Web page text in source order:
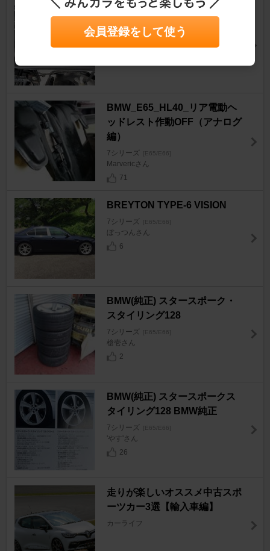
スターターリレー点検
7シリーズ [E65/E66]
ポルちんさん
BMW_E65_HL40_リア電動ヘ
ッドレスト作動OFF（アナログ
編）
7シリーズ [E65/E66]
Marvericさん
71
BREYTON TYPE-6 VISION
7シリーズ [E65/E66]
ぼっつんさん
6
BMW(純正) スタースポーク・
スタイリング128
7シリーズ [E65/E66]
槍壱さん
2
BMW(純正) スタースポークス
タイリング128 BMW純正
7シリーズ [E65/E66]
'やす'さん
26
走りが楽しいオススメ中古スポ
ーツカー3選【輸入車編】
カーライフ
会員登録をして使う